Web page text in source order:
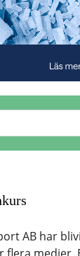
AB har